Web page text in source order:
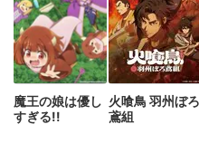
魔王の娘は優し
すぎる!!
火喰鳥 羽州ぼろ
鳶組